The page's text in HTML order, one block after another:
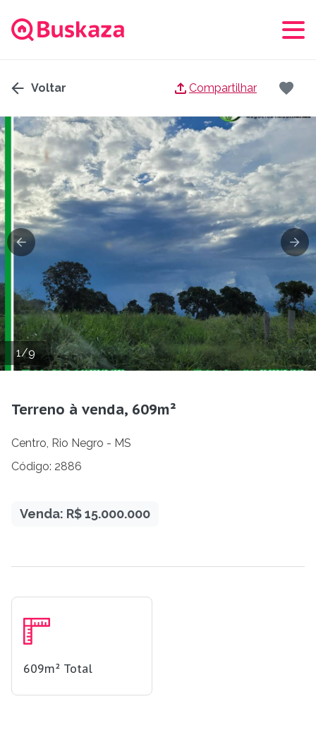
Voltar Compartilhar
1/9
Terreno à venda, 609m²
Centro, Rio Negro - MS
Código: 2886
Venda: R$ 15.000.000
609m² Total